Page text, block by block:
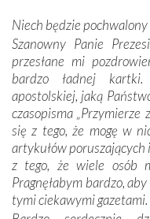
mieliśmy okazję
otacza nie tylko nasz
się Jej ufnie oddają, a
Jej siebie oraz swych
Dzieje Portugalii to
odstępstw, także w
wymiarze tak
konieczności ciągłego
Opatrzności.
przynajmniej w życiu
Niech będzie
Szanowny Panie
przesłane mi
bardzo ładnej
apostolskiej, jaką
czasopisma „Przymierze
się z tego, że mogę w
artykułów poruszających
z tego, że wiele osób
Pragnęłabym bardzo,
tymi ciekawymi gazetami.